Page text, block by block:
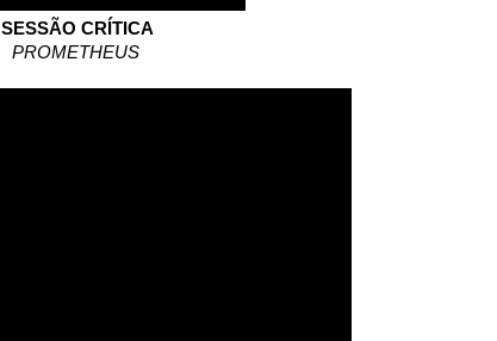
SESSÃO CRÍTICA
PROMETHEUS